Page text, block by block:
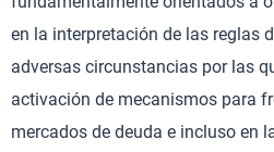
en la interpretación de las reglas
adversas circunstancias por las
activación de mecanismos para
mercados de deuda e incluso en